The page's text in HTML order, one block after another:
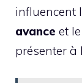
influencent
avance et
présenter à